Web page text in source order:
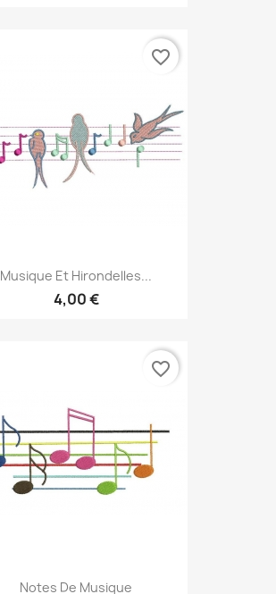
Musique Et Hirondelles...
4,00 €
favorite_border
Notes De Musique
favorite_border